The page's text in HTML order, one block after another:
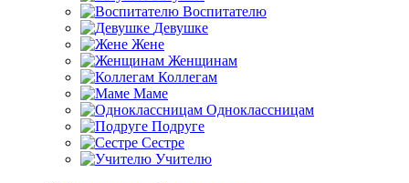
Воспитателю
Девушке
Жене
Женщинам
Коллегам
Маме
Одноклассницам
Подруге
Сестре
Учителю